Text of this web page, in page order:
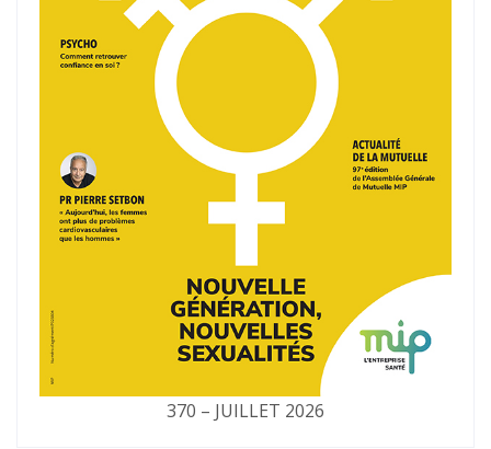
370 – JUILLET 2026